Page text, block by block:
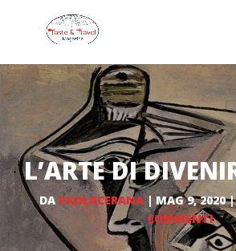
L’ARTE DI
DA PAOLACERANA|MAG 9, 2020
COMMENTI